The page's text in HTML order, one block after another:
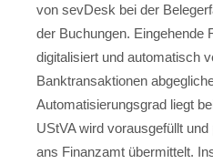
von sevDesk bei der
der Buchungen. Eingehende
digitalisiert und automatisch
Banktransaktionen
Automatisierungsgrad liegt
UStVA wird vorausgefüllt
ans Finanzamt übermittelt.